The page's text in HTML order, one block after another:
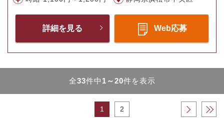
詳細を見る Web応募
全33件中 1～20件を表示
1 2 › »